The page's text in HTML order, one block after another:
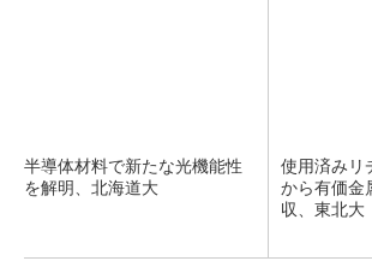
半導体材料で新たな光機能性
を解明、北海道大
使用済みリ
から有価金
収、東北大